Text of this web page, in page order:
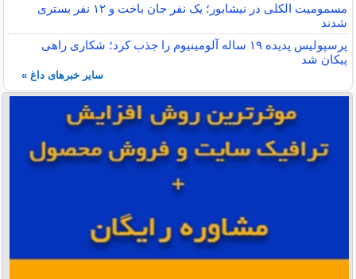
مسمومیت الکلی در نیشابور؛ یک نفر جان باخت و ۱۲ نفر بستری
شدند
پرسپولیس پدیده ۱۹ ساله آلومینیوم را جذب کرد؛ شکاری راهی
پیکان شد
سایر خبرهای داغ »